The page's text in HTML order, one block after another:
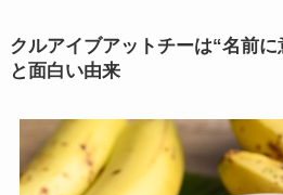
クルアイブアットチーは“名前
と面白い由来